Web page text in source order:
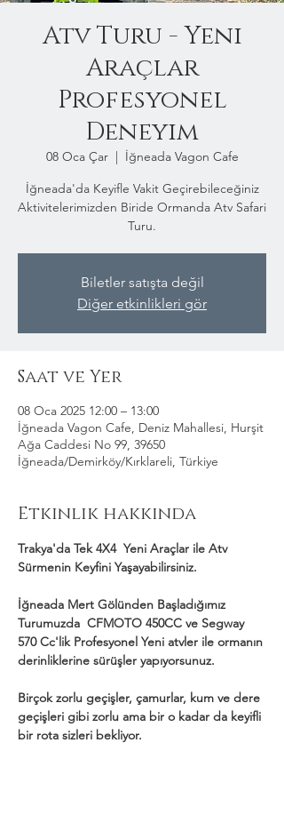
Atv Turu - Yeni
Araçlar
Profesyonel
Deneyim
08 Oca Çar
  |
İğneada Vagon Cafe
İğneada'da Keyifle Vakit Geçirebileceğiniz
Aktivitelerimizden Biride Ormanda Atv Safari
Turu.
Biletler satışta değil
Diğer etkinlikleri gör
Saat ve Yer
08 Oca 2025 12:00 – 13:00
İğneada Vagon Cafe, Deniz Mahallesi, Hurşit
Ağa Caddesi No 99, 39650
İğneada/Demirköy/Kırklareli, Türkiye
Etkinlik hakkında
Trakya'da Tek 4X4  Yeni Araçlar ile Atv
Sürmenin Keyfini Yaşayabilirsiniz.
İğneada Mert Gölünden Başladığımız
Turumuzda  CFMOTO 450CC ve Segway
570 Cc'lik Profesyonel Yeni atvler ile ormanın
derinliklerine sürüşler yapıyorsunuz.
Birçok zorlu geçişler, çamurlar, kum ve dere
geçişleri gibi zorlu ama bir o kadar da keyifli
bir rota sizleri bekliyor.